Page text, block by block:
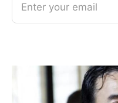
Enter your email